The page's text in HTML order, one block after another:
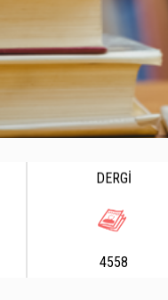
DERGİ
4558